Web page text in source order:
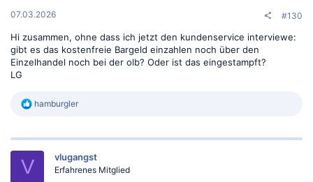
:
07.03.2026 #130
Hi zusammen, ohne dass ich jetzt den kundenservice interviewe:
gibt es das kostenfreie Bargeld einzahlen noch über den
Einzelhandel noch bei der olb? Oder ist das eingestampft?
LG
R
k
i
hamburgler
V vlugangst
Erfahrenes Mitglied